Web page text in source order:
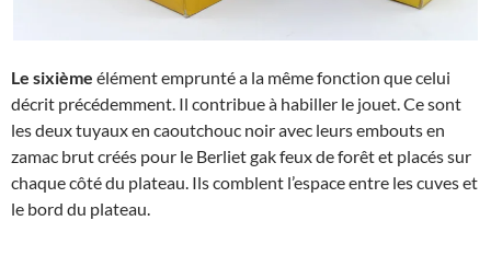
Le sixième élément emprunté a la même fonction que celui
décrit précédemment. Il contribue à habiller le jouet. Ce sont
les deux tuyaux en caoutchouc noir avec leurs embouts en
zamac brut créés pour le Berliet gak feux de forêt et placés sur
chaque côté du plateau. Ils comblent l’espace entre les cuves et
le bord du plateau.